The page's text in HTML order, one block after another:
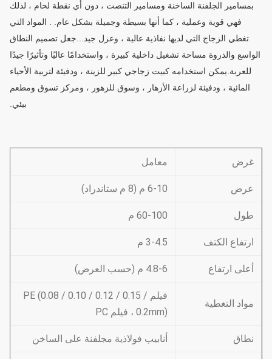
بمسامير الجلفنة الساخنة ومسامير التنصت ، دون أي نقطة لحام ، لذلك
فهي قوية وعملية ، كما أنها بسيطة وجميلة بشكل عام. . المواد التي
تغطي الزجاج التي لديها نفاذية عالية ، وعزل جيد...جعل تصميم النطاق
الواسع والذروة مساحة تشغيل داخلية كبيرة ، واستخدامًا عاليًا وتأثيرًا جيدًا
للعربة.يمكن استخدامه كبيت زجاجي كبير للزينة ، ودفيئة لتربية الأحياء
المائية ، ودفيئة لزراعة الأزهار ، وسوق للزهور ، ومركز تسوق ومطعم
بيئي.
غرض معامل
عرض 6-10 م (8 م ستاندراد)
طول 60-100 م
ارتفاع الكتف 3-4.5 م
أعلى ارتفاع 4.8-6 م (حسب العرض)
مواد التغطية
فيلم PE (0.08 / 0.10 / 0.12 / 0.15 /
0.2mm) ، فيلم PC
نطاق أنابيب فولاذية مجلفنة على الساخن